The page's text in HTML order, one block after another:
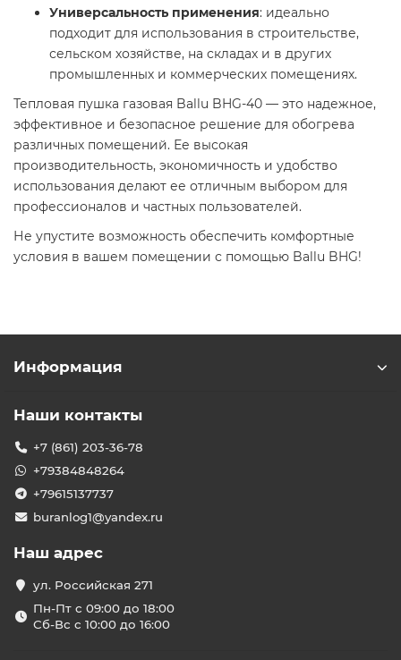
Универсальность применения: идеально
подходит для использования в строительстве,
сельском хозяйстве, на складах и в других
промышленных и коммерческих помещениях.​
Тепловая пушка газовая Ballu BHG-40 — это надежное,
эффективное и безопасное решение для обогрева
различных помещений. Ее высокая
производительность, экономичность и удобство
использования делают ее отличным выбором для
профессионалов и частных пользователей.​
Не упустите возможность обеспечить комфортные
условия в вашем помещении с помощью Ballu BHG!​
Информация
Наши контакты
+7 (861) 203-36-78
+79384848264
+79615137737
buranlog1@yandex.ru
Наш адрес
ул. Российская 271
Пн-Пт с 09:00 до 18:00
Сб-Вс с 10:00 до 16:00